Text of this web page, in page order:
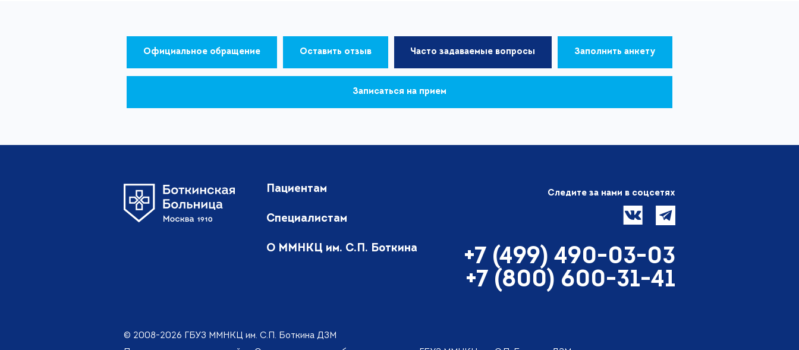
Официальное обращение Оставить отзыв Часто задаваемые вопросы Заполнить анкету
Записаться на прием
Пациентам
Специалистам
О ММНКЦ им. С.П. Боткина
Следите за нами в соцсетях
+7 (499) 490-03-03
+7 (800) 600-31-41
© 2008-2026 ГБУЗ ММНКЦ им. С.П. Боткина ДЗМ